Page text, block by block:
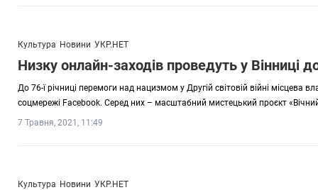
Культура Новини УКР.НЕТ
Низку онлайн-заходів проведуть у Вінниці
До 76-ї річниці перемоги над нацизмом у Другій світовій війні місцева
соцмережі Facebook. Серед них – масштабний мистецький проєкт
7 Травня, 2021, 11:49
Культура Новини УКР.НЕТ